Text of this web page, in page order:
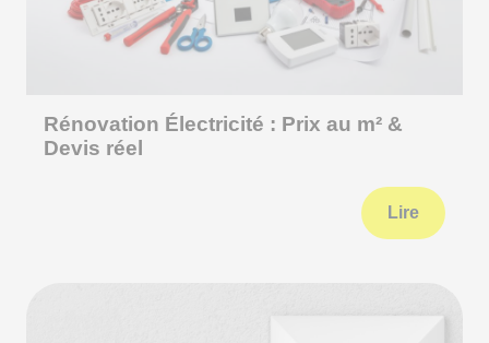
Rénovation Électricité : Prix au m² &
Devis réel
Lire